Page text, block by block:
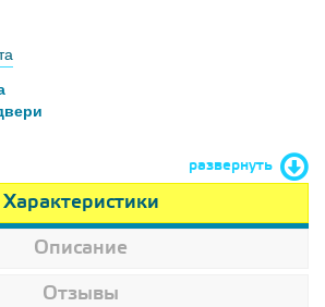
развернуть
Характеристики
Описание
Отзывы